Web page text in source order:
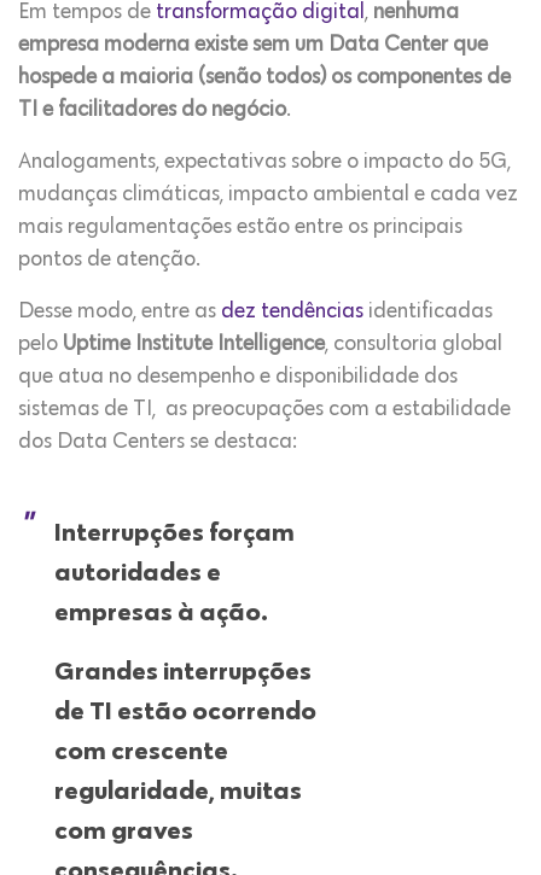
Em tempos de transformação digital , nenhuma
empresa moderna existe sem um Data Center que
hospede a maioria (senão todos) os componentes de
TI e facilitadores do negócio.
Analogaments, expectativas sobre o impacto do 5G,
mudanças climáticas, impacto ambiental e cada vez
mais regulamentações estão entre os principais
pontos de atenção.
Desse modo, entre as dez tendências identificadas
pelo Uptime Institute Intelligence, consultoria global
que atua no desempenho e disponibilidade dos
sistemas de TI, as preocupações com a estabilidade
dos Data Centers se destaca:
Interrupções forçam
autoridades e
empresas à ação.
Grandes interrupções
de TI estão ocorrendo
com crescente
regularidade, muitas
com graves